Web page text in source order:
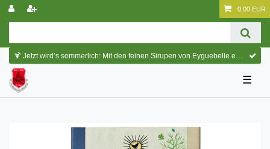
0,00 EUR
🍹 Jetzt wird’s sommerlich: Mit den feinen Sirupen von Eyguebelle entstehen erfrischende Cocktails und köstliche Sommerdrinks.
☰